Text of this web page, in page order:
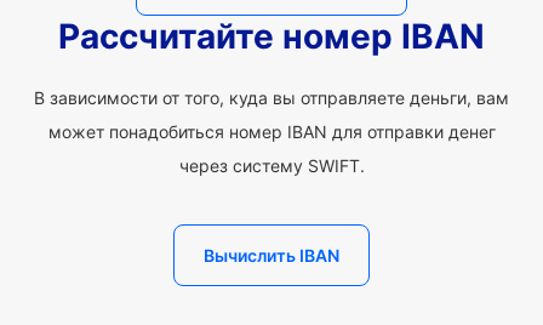
Рассчитайте номер IBAN
В зависимости от того, куда вы отправляете деньги, вам
может понадобиться номер IBAN для отправки денег
через систему SWIFT.
Вычислить IBAN